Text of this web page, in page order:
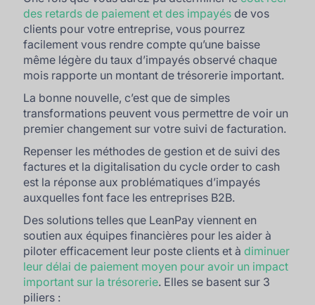
des retards de paiement et des impayés de vos
clients pour votre entreprise, vous pourrez
facilement vous rendre compte qu’une baisse
même légère du taux d’impayés observé chaque
mois rapporte un montant de trésorerie important.
La bonne nouvelle, c’est que de simples
transformations peuvent vous permettre de voir un
premier changement sur votre suivi de facturation.
Repenser les méthodes de gestion et de suivi des
factures et la digitalisation du cycle order to cash
est la réponse aux problématiques d’impayés
auxquelles font face les entreprises B2B.
Des solutions telles que LeanPay viennent en
soutien aux équipes financières pour les aider à
piloter efficacement leur poste clients et àdiminuer
leur délai de paiement moyen pour avoir un impact
important sur la trésorerie. Elles se basent sur 3
piliers :